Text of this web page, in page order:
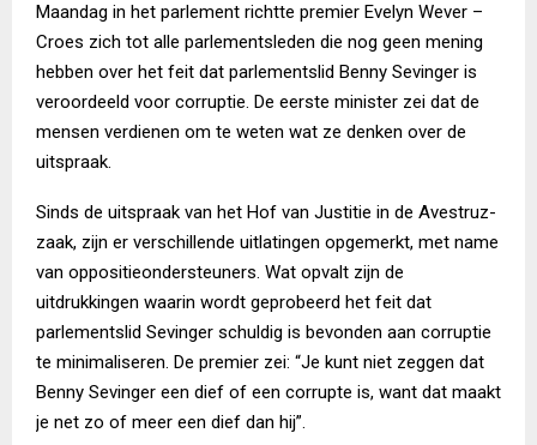
Maandag in het parlement richtte premier Evelyn Wever –
Croes zich tot alle parlementsleden die nog geen mening
hebben over het feit dat parlementslid Benny Sevinger is
veroordeeld voor corruptie. De eerste minister zei dat de
mensen verdienen om te weten wat ze denken over de
uitspraak.
Sinds de uitspraak van het Hof van Justitie in de Avestruz-
zaak, zijn er verschillende uitlatingen opgemerkt, met name
van oppositieondersteuners. Wat opvalt zijn de
uitdrukkingen waarin wordt geprobeerd het feit dat
parlementslid Sevinger schuldig is bevonden aan corruptie
te minimaliseren. De premier zei: “Je kunt niet zeggen dat
Benny Sevinger een dief of een corrupte is, want dat maakt
je net zo of meer een dief dan hij”.